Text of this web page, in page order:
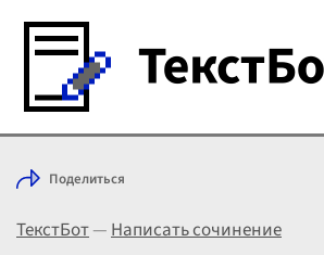
Войти с Telegram
Выбрать режим
Поделиться
ТекстБот—Написать сочинение